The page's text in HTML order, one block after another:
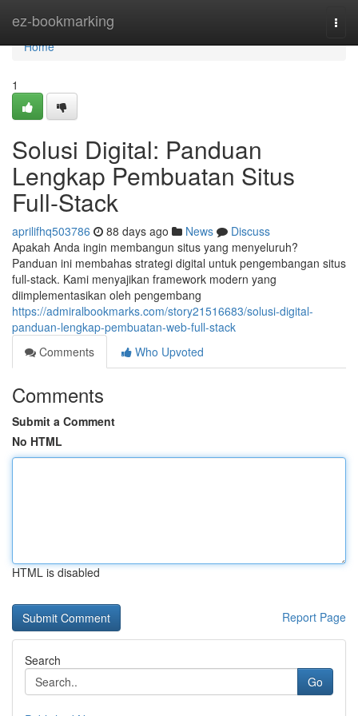
ez-bookmarking
Home
Home
1
Solusi Digital: Panduan
Lengkap Pembuatan Situs
Full-Stack
aprilifhq503786 88 days ago News
Discuss
Apakah Anda ingin membangun situs yang menyeluruh?
Panduan ini membahas strategi digital untuk pengembangan situs
full-stack. Kami menyajikan framework modern yang
diimplementasikan oleh pengembang
https://admiralbookmarks.com/story21516683/solusi-digital-
panduan-lengkap-pembuatan-web-full-stack
Comments
Who Upvoted
Comments
Submit a Comment
No HTML
HTML is disabled
Report Page
Search
Go